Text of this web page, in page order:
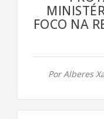
FOCO NA
Por Alberes